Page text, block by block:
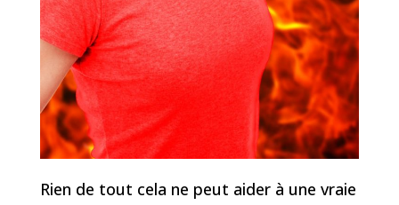
Rien de tout cela ne peut aider à une vraie